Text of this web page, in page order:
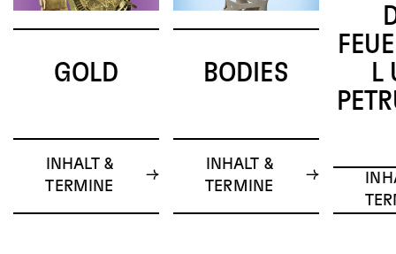
GOLD
INHALT &
TERMINE
BODIES
INHALT &
TERMINE
L